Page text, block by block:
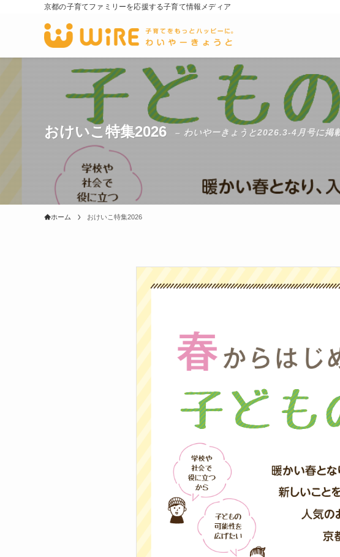
京都の子育てファミリーを応援する子育て情報メディア
おけいこ特集2026 – わいやーきょうと2026.3-4月号に掲
ホーム おけいこ特集2026